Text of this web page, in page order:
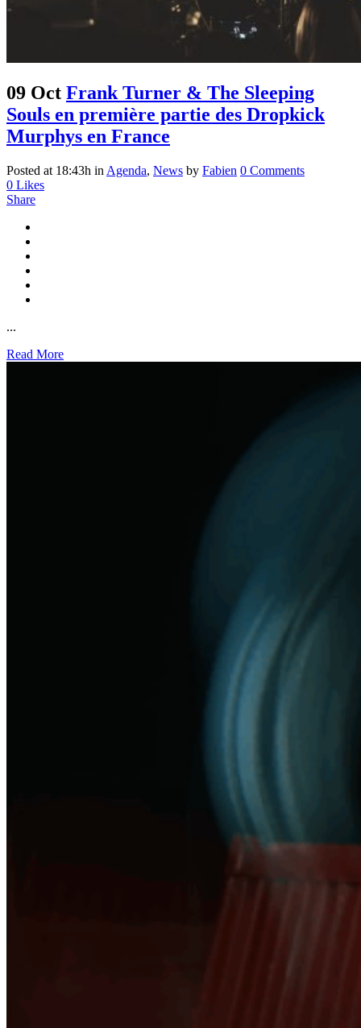
09 Oct Frank Turner & The Sleeping
Souls en première partie des Dropkick
Murphys en France
Posted at 18:43h in Agenda, News by Fabien 0 Comments
0 Likes
Share
...
Read More